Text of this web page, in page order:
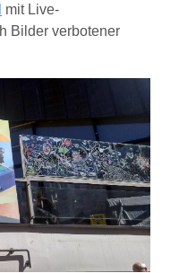
mit Live-
Bilder verbotener